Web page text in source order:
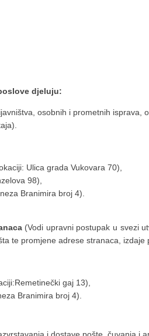
djeluju:
osobnih i prometnih isprava,
Ulica grada Vukovara 70),
98),
Branimira broj 4).
(Vodi upravni postupak u svezi
te promjene adrese stranaca, izdaje
gaj 13),
Branimira broj 4).